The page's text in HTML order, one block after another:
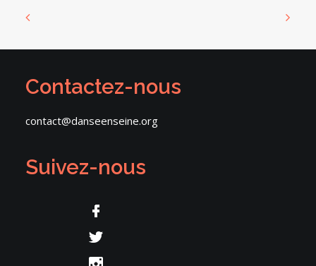
Contactez-nous
contact@danseenseine.org
Suivez-nous